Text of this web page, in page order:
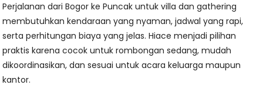
Perjalanan dari Bogor ke Puncak untuk villa dan gathering
membutuhkan kendaraan yang nyaman, jadwal yang rapi,
serta perhitungan biaya yang jelas. Hiace menjadi pilihan
praktis karena cocok untuk rombongan sedang, mudah
dikoordinasikan, dan sesuai untuk acara keluarga maupun
kantor.